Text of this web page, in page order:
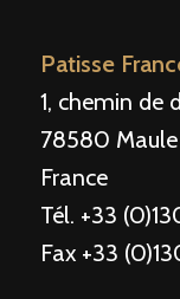
Patisse
1, chemin de
78580 Maule
France
Tél. +33
Fax +33